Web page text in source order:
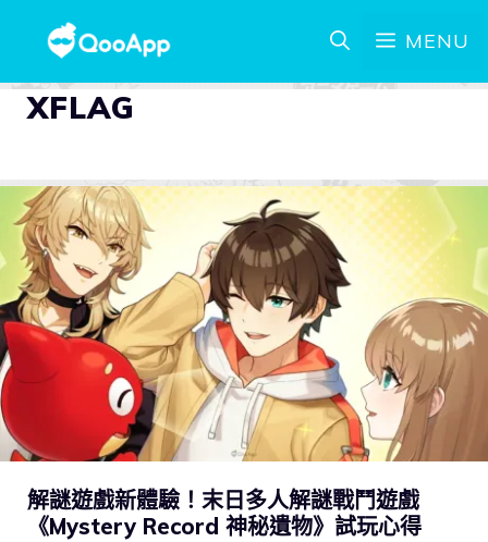
MENU
XFLAG
解謎遊戲新體驗！末日多人解謎戰鬥遊戲
《Mystery Record 神秘遺物》試玩心得